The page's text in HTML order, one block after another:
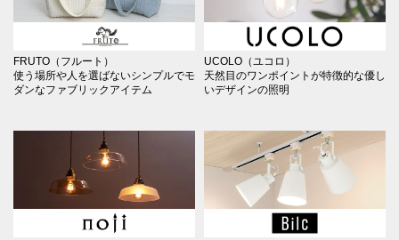
FRUTO（フルート）
使う場所や人を選ばないシンプルでモ
ダンなファブリックアイテム
UCOLO（ユコロ）
天然目のワンポイントが特徴的な優し
いデザインの照明